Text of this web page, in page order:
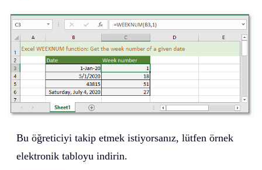
Bu öğreticiyi takip etmek istiyorsanız, lütfen örnek
elektronik tabloyu indirin.